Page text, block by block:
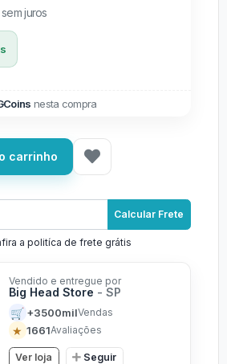
sem juros
nesta compra
carrinho
Calcular Frete
a politíca de frete grátis
Vendido e entregue por
Big Head Store - SP
🛒 +3500milVendas
★ 1661Avaliações
Ver loja Seguir